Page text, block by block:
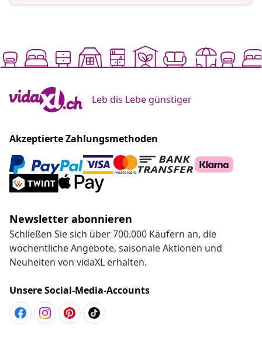
Leb dis Lebe günstiger
Akzeptierte Zahlungsmethoden
Newsletter abonnieren
Schließen Sie sich über 700.000 Käufern an, die
wöchentliche Angebote, saisonale Aktionen und
Neuheiten von vidaXL erhalten.
Unsere Social-Media-Accounts